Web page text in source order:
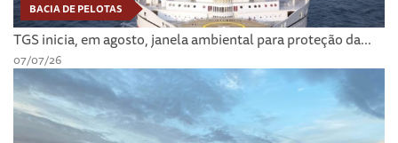
BACIA DE PELOTAS
TGS inicia, em agosto, janela ambiental para proteção da...
07/07/26